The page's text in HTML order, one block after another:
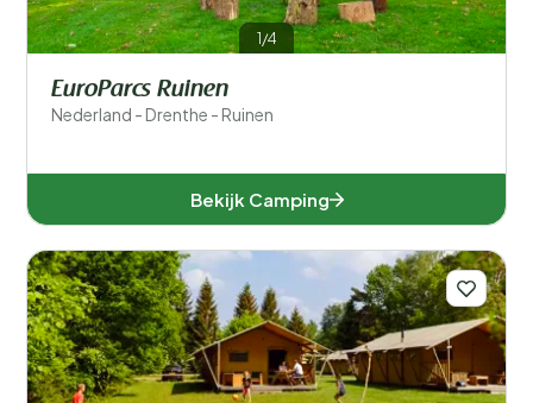
1/4
EuroParcs Ruinen
Nederland - Drenthe - Ruinen
Bekijk Camping